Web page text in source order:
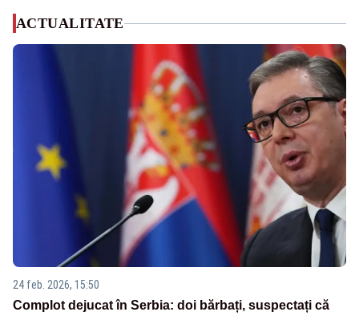
ACTUALITATE
24 feb. 2026, 15:50
Complot dejucat în Serbia: doi bărbați, suspectați că